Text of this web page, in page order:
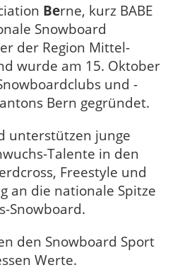
Berne, kurz BABE
Snowboard
der Region Mittel-
wurde am 15. Oktober
und -
Bern gegründet.
unterstützen junge
Talente in den
Freestyle und
an die nationale Spitze
Snowboard.
den Snowboard Sport
Werte.